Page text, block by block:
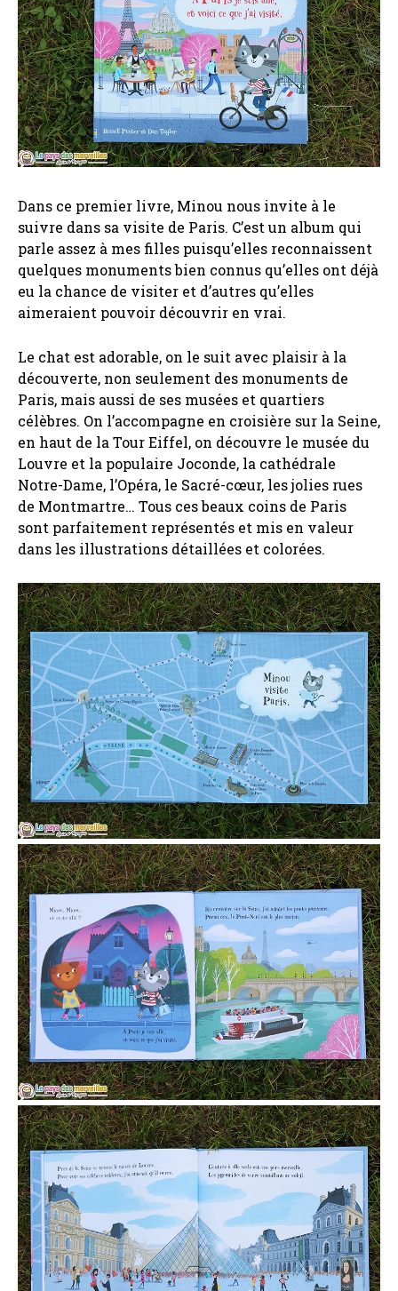
Dans ce premier livre, Minou nous invite à le
suivre dans sa visite de Paris. C’est un album qui
parle assez à mes filles puisqu’elles reconnaissent
quelques monuments bien connus qu’elles ont déjà
eu la chance de visiter et d’autres qu’elles
aimeraient pouvoir découvrir en vrai.
Le chat est adorable, on le suit avec plaisir à la
découverte, non seulement des monuments de
Paris, mais aussi de ses musées et quartiers
célèbres. On l’accompagne en croisière sur la Seine,
en haut de la Tour Eiffel, on découvre le musée du
Louvre et la populaire Joconde, la cathédrale
Notre-Dame, l’Opéra, le Sacré-cœur, les jolies rues
de Montmartre… Tous ces beaux coins de Paris
sont parfaitement représentés et mis en valeur
dans les illustrations détaillées et colorées.